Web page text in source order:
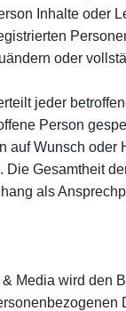
Inhalte oder
oder
jeder
Person
auf Wunsch
Gesamtheit
als
Media wird den